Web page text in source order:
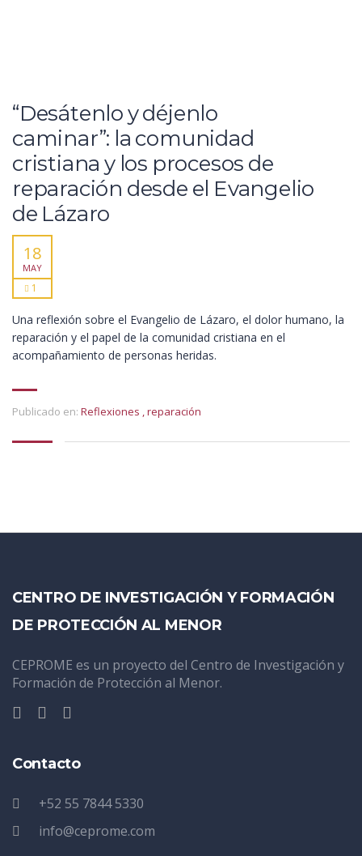
“Desátenlo y déjenlo
caminar”: la comunidad
cristiana y los procesos de
reparación desde el Evangelio
de Lázaro
18
MAY
1
Una reflexión sobre el Evangelio de Lázaro, el dolor humano, la
reparación y el papel de la comunidad cristiana en el
acompañamiento de personas heridas.
Publicado en: Reflexiones ,reparación
CENTRO DE INVESTIGACIÓN Y FORMACIÓN
DE PROTECCIÓN AL MENOR
CEPROME es un proyecto del Centro de Investigación y
Formación de Protección al Menor.
Contacto
+52 55 7844 5330
info@ceprome.com